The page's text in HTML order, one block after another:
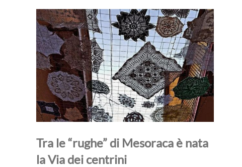
Tra le “rughe” di Mesoraca è nata
la Via dei centrini